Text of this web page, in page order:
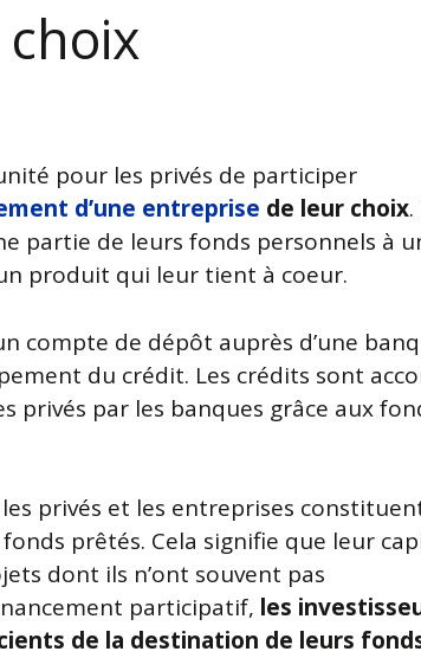
pour les privés de participer
d’une entreprise de leur choix.
partie de leurs fonds personnels à
produit qui leur tient à coeur.
compte de dépôt auprès d’une
du crédit. Les crédits sont
privés par les banques grâce aux
privés et les entreprises
prêtés. Cela signifie que leur
dont ils n’ont souvent pas
participatif, les
de la destination de leurs